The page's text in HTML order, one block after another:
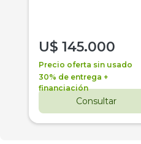
U$ 145.000
Precio oferta sin usado
30% de entrega +
financiación
Consultar